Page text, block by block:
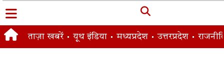
ताज़ा खबरें यूथ इंडिया मध्यप्रदेश उत्तरप्रदेश